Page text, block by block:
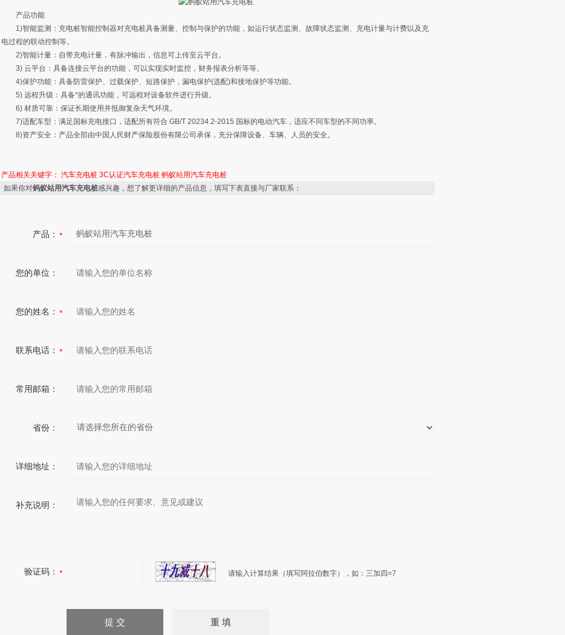
产品功能
1)智能监测：充电桩智能控制器对充电桩具备测量、控制与保护的功能，如运行状态监测、故障状态监测、充电计量与计费以及充
电过程的联动控制等。
2)智能计量：自带充电计量，有脉冲输出，信息可上传至云平台。
3) 云平台：具备连接云平台的功能，可以实现实时监控，财务报表分析等等。
4)保护功能：具备防雷保护、过载保护、短路保护，漏电保护(选配)和接地保护等功能。
5) 远程升级：具备*的通讯功能，可远程对设备软件进行升级。
6) 材质可靠：保证长期使用并抵御复杂天气环境。
7)适配车型：满足国标充电接口，适配所有符合 GB/T 20234.2-2015 国标的电动汽车，适应不同车型的不同功率。
8)资产安全：产品全部由中国人民财产保险股份有限公司承保，充分保障设备、车辆、人员的安全。
产品相关关键字： 汽车充电桩 3C认证汽车充电桩 蚂蚁站用汽车充电桩
如果你对蚂蚁站用汽车充电桩感兴趣，想了解更详细的产品信息，填写下表直接与厂家联系：
产品：
您的单位：
您的姓名：
联系电话：
常用邮箱：
省份：
详细地址：
补充说明：
验证码： 请输入计算结果（填写阿拉伯数字），如：三加四=7